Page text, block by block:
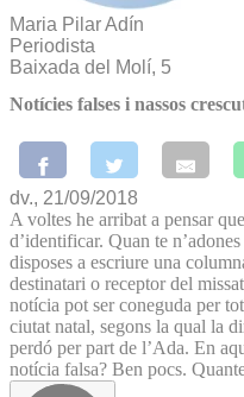
Maria Pilar Adín
Periodista
Baixada del Molí, 5
Notícies falses i nassos
dv., 21/09/2018
A voltes he arribat a pensar
d’identificar. Quan te
disposes a escriure una
destinatari o receptor del
notícia pot ser coneguda per
ciutat natal, segons la qual la
perdó per part de l’Ada. En
notícia falsa? Ben pocs.